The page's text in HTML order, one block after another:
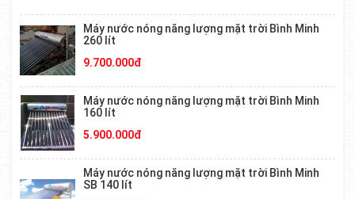
Máy nước nóng năng lượng mặt trời Bình Minh
260 lít
9.700.000đ
Máy nước nóng năng lượng mặt trời Bình Minh
160 lít
5.900.000đ
Máy nước nóng năng lượng mặt trời Bình Minh
SB 140 lít